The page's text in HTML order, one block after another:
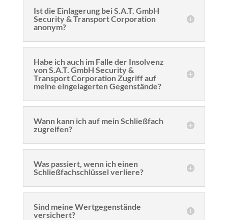
Ist die Einlagerung bei S.A.T. GmbH
Security & Transport Corporation
anonym?
Habe ich auch im Falle der Insolvenz
von S.A.T. GmbH Security &
Transport Corporation Zugriff auf
meine eingelagerten Gegenstände?
Wann kann ich auf mein Schließfach
zugreifen?
Was passiert, wenn ich einen
Schließfachschlüssel verliere?
Sind meine Wertgegenstände
versichert?